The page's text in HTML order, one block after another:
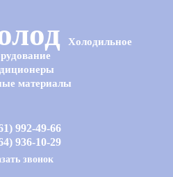
Холодильное
материалы
992-49-66
936-10-29
звонок